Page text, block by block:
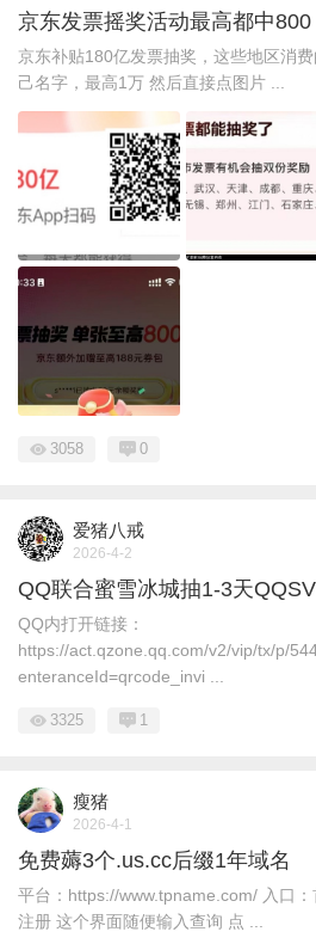
京东发票摇奖活动最高都中800
京东补贴180亿发票抽奖，这些地区消
己名字，最高1万 然后直接点图片 ...
3058 0
爱猪八戒
2026-4-2
QQ联合蜜雪冰城抽1-3天
QQ内打开链接：
https://act.qzone.qq.com/v2/vip/tx/p/
enteranceId=qrcode_invi ...
3325 1
瘦猪
2026-4-1
免费薅3个.us.cc后缀1年域名
平台：https://www.tpname.com/ 入口
注册 这个界面随便输入查询 点 ...